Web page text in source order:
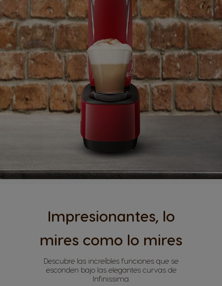
Impresionantes, lo
mires como lo mires
Descubre las increíbles funciones que se
esconden bajo las elegantes curvas de
Infinissima.